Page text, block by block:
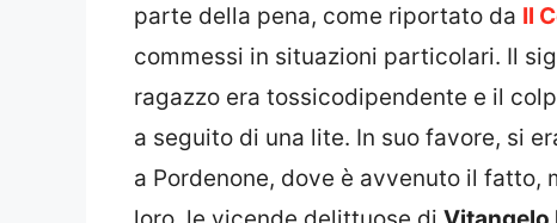
parte della pena, come riportato da Il
commessi in situazioni particolari. Il
ragazzo era tossicodipendente e il
a seguito di una lite. In suo favore, si
a Pordenone, dove è avvenuto il fatto,